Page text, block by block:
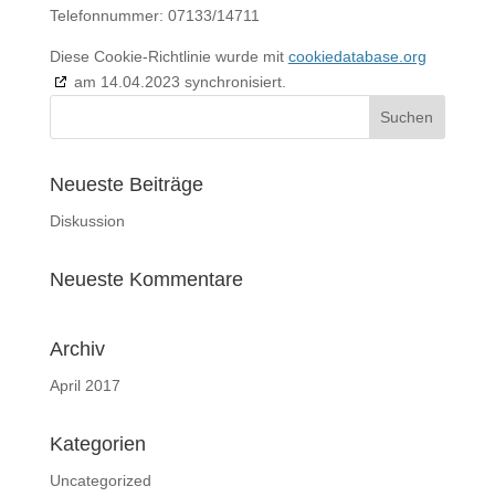
Telefonnummer: 07133/14711
Diese Cookie-Richtlinie wurde mit cookiedatabase.org
am 14.04.2023 synchronisiert.
Neueste Beiträge
Diskussion
Neueste Kommentare
Archiv
April 2017
Kategorien
Uncategorized